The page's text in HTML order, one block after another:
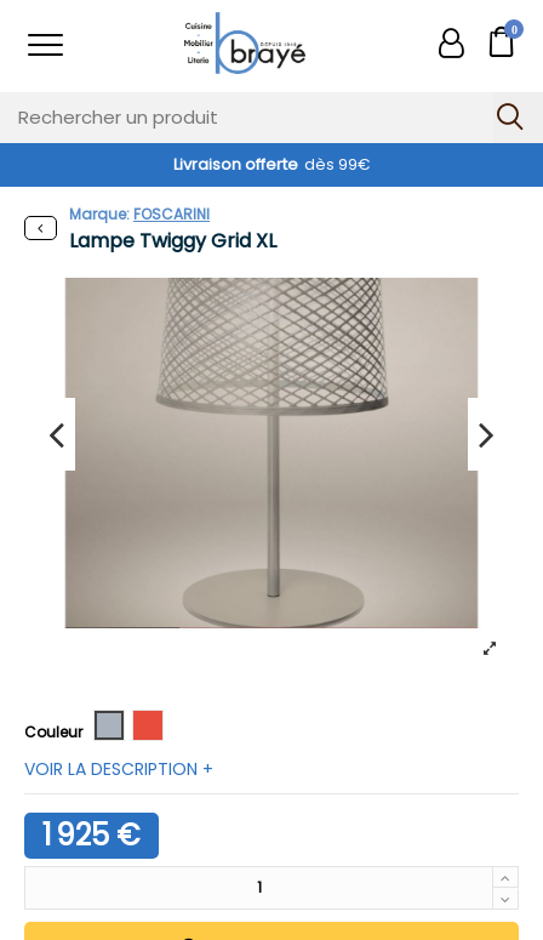
0
Livraison offerte dès 99€
Exclusivité web !
Lampe Twiggy Grid XL
Marque:FOSCARINI
Couleur
VOIR LA DESCRIPTION +
1 925 €